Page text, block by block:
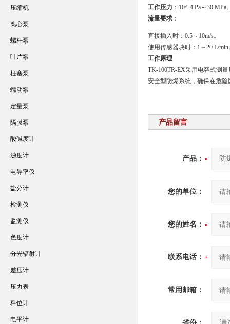
工作压力 ：10^-4 Pa～30 MPa
流量要求：
直接插入时：0.5～10m/s。
使用传感器块时：1～20 L/min
工作原理
TK-100TR-EX采用电容式测
安全型防爆系统，确保在危
产品留言
产品：
您的单位：
您的姓名：
联系电话：
常用邮箱：
压缩机
离心泵
螺杆泵
叶片泵
柱塞泵
蠕动泵
定量泵
隔膜泵
酸碱度计
浊度计
电导率仪
盐分计
检测仪
监测仪
色度计
分光辐射计
差压计
压力表
料位计
电平计